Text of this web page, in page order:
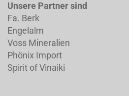
Unsere Partner sind
Fa. Berk
Engelalm
Voss Mineralien
Phönix Import
Spirit of Vinaiki